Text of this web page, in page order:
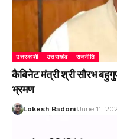
उत्तरकाशी उत्तराखंड राजनीति
कैबिनेट मंत्री श्री सौरभ
भ्रमण
Lokesh Badoni June 11,